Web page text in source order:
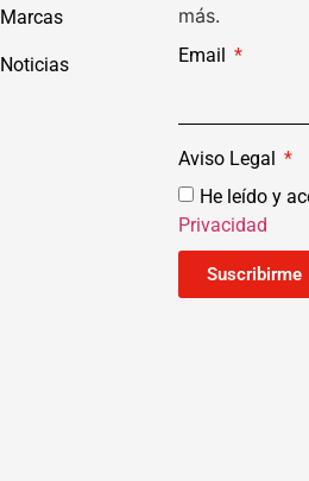
Marcas
Noticias
más.
Email
Aviso Legal
He leído y
Privacidad
Suscribirme